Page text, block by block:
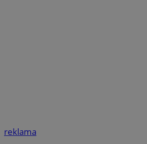
reklama